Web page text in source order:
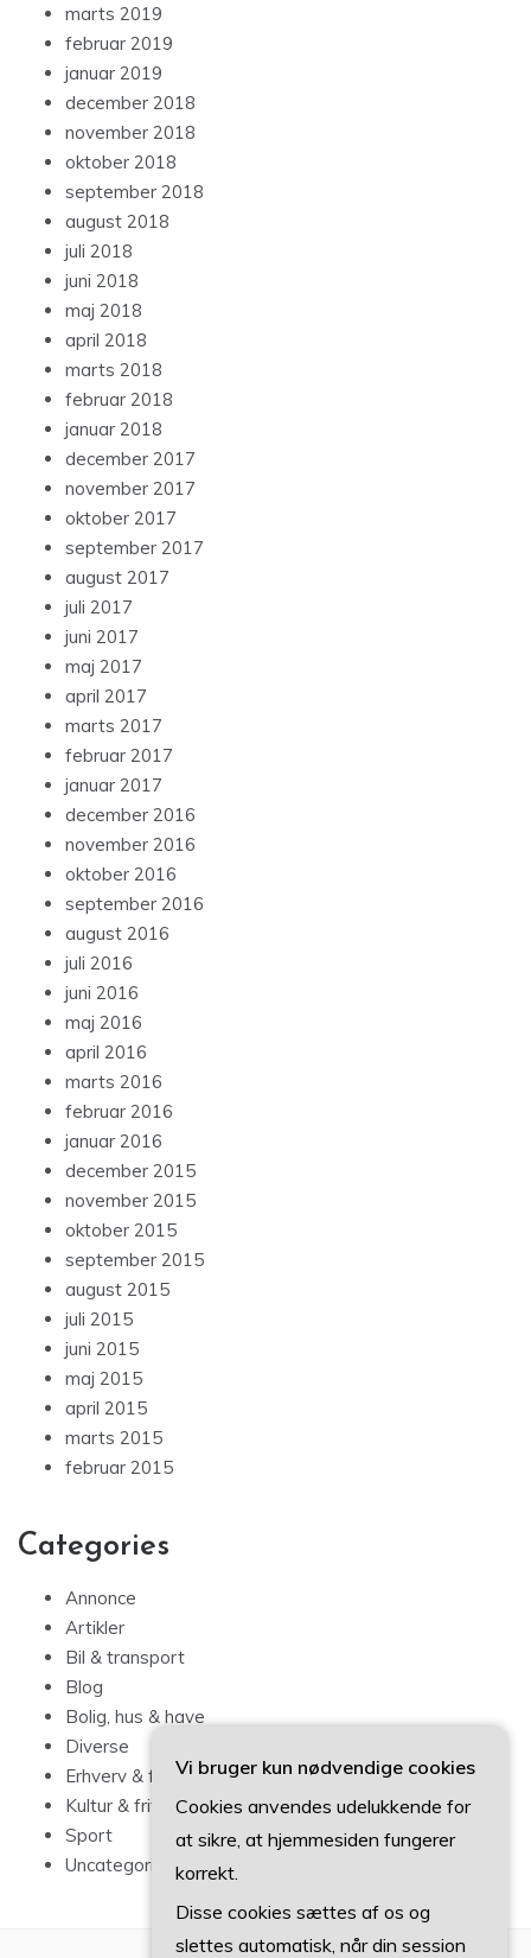
marts 2019
februar 2019
januar 2019
december 2018
november 2018
oktober 2018
september 2018
august 2018
juli 2018
juni 2018
maj 2018
april 2018
marts 2018
februar 2018
januar 2018
december 2017
november 2017
oktober 2017
september 2017
august 2017
juli 2017
juni 2017
maj 2017
april 2017
marts 2017
februar 2017
januar 2017
december 2016
november 2016
oktober 2016
september 2016
august 2016
juli 2016
juni 2016
maj 2016
april 2016
marts 2016
februar 2016
januar 2016
december 2015
november 2015
oktober 2015
september 2015
august 2015
juli 2015
juni 2015
maj 2015
april 2015
marts 2015
februar 2015
Categories
Annonce
Artikler
Bil & transport
Blog
Bolig, hus & have
Diverse
Erhverv & forbrug
Kultur & fritid
Sport
Uncategorized
Vi bruger kun nødvendige cookies
Cookies anvendes udelukkende for
at sikre, at hjemmesiden fungerer
korrekt.
Disse cookies sættes af os og
slettes automatisk, når din session